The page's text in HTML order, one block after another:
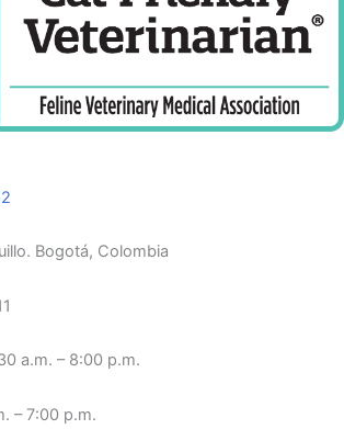
Bogotá, Colombia
a.m. – 8:00 p.m.
– 7:00 p.m.